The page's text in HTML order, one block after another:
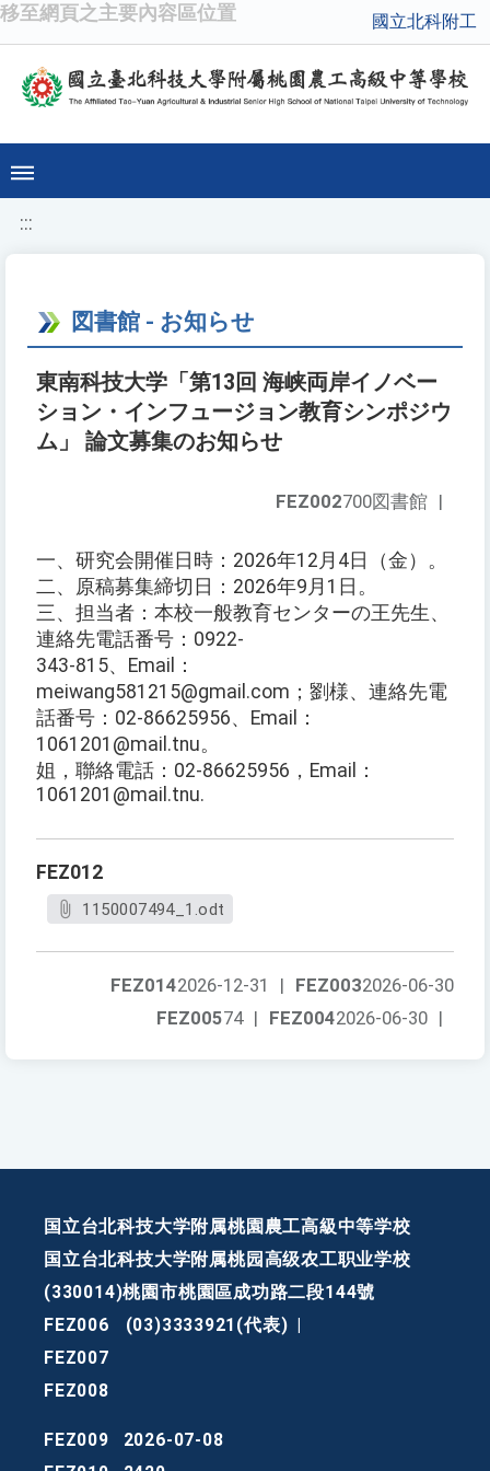
移至網頁之主要內容區位置 國立北科附工
:::
図書館 - お知らせ
東南科技大学「第13回 海峡両岸イノベー
ション・インフュージョン教育シンポジウ
ム」 論文募集のお知らせ
FEZ002700図書館 |
一、研究会開催日時：2026年12月4日（金）。
二、原稿募集締切日：2026年9月1日。
三、担当者：本校一般教育センターの王先生、
連絡先電話番号：0922-
343-815、Email：
meiwang581215@gmail.com；劉様、連絡先電
話番号：02-86625956、Email：
1061201@mail.tnu。
姐，聯絡電話：02-86625956，Email：
1061201@mail.tnu.
FEZ012
1150007494_1.odt
FEZ0032026-06-30
FEZ0142026-12-31
|
FEZ0042026-06-30 |
FEZ00574 |
国立台北科技大学附属桃園農工高級中等学校
国立台北科技大学附属桃园高级农工职业学校
(330014)桃園市桃園區成功路二段144號
FEZ006
(03)3333921(代表)
FEZ007
FEZ008
FEZ009
2026-07-08